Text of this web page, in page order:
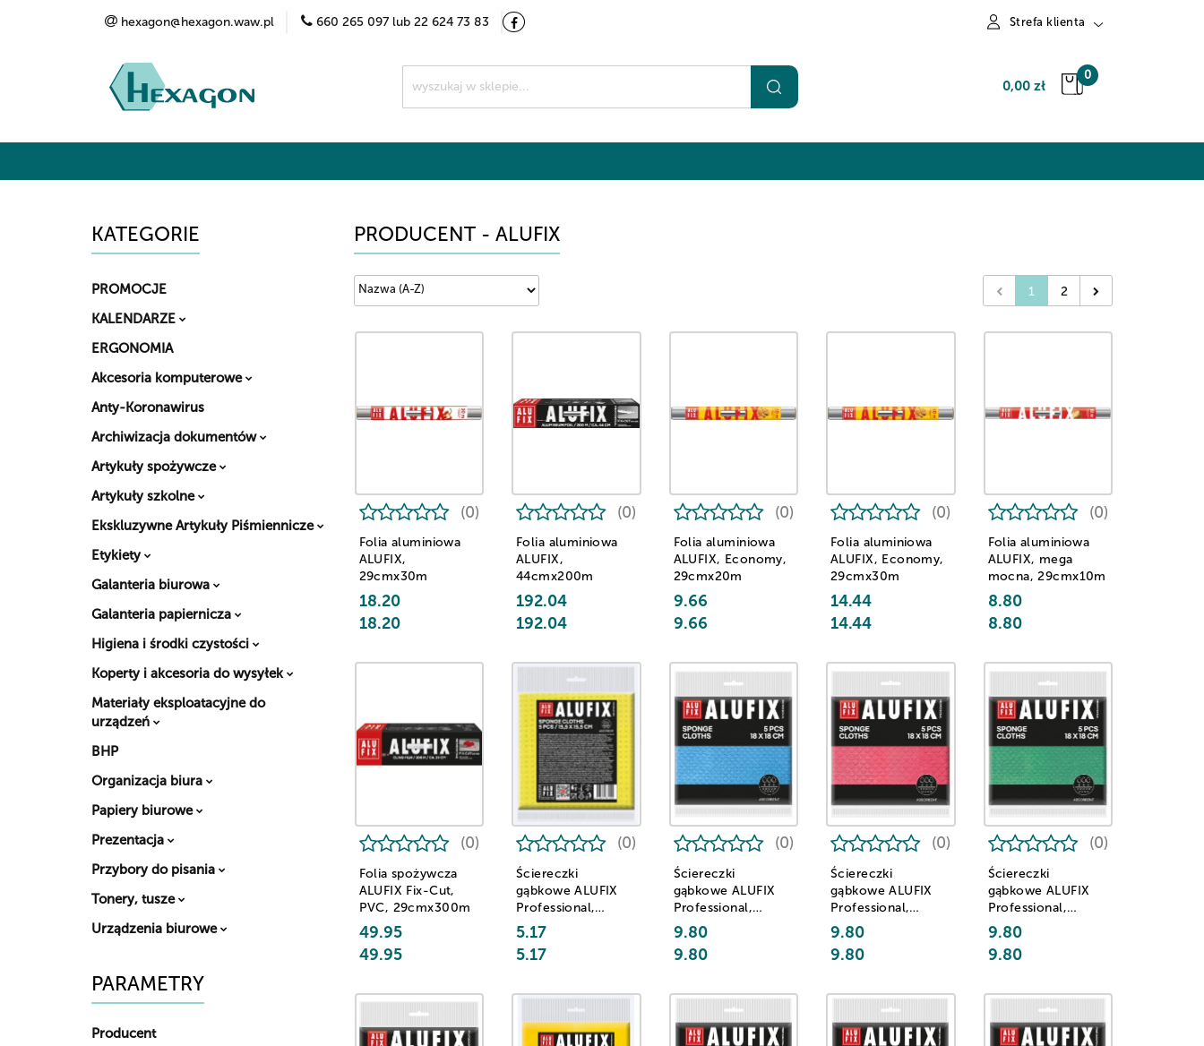
hexagon@hexagon.waw.pl 660 265 097 lub 22 624 73 83 Strefa klienta
Zaloguj się
Zarejestruj się
0,00 zł
0
Kategorie
KATEGORIE
PROMOCJE
KALENDARZE
ERGONOMIA
Akcesoria komputerowe
Anty-Koronawirus
Archiwizacja dokumentów
Artykuły spożywcze
Artykuły szkolne
Ekskluzywne Artykuły Piśmiennicze
Etykiety
Galanteria biurowa
Galanteria papiernicza
Higiena i środki czystości
Koperty i akcesoria do wysyłek
Materiały eksploatacyjne do
urządzeń
BHP
Organizacja biura
Papiery biurowe
Prezentacja
Przybory do pisania
Tonery, tusze
Urządzenia biurowe
PARAMETRY
Producent
PRODUCENT - ALUFIX
1 2
Folia aluminiowa
ALUFIX,
29cmx30m
(0)
18.20
18.20
Folia aluminiowa
ALUFIX,
44cmx200m
(0)
192.04
192.04
Folia aluminiowa
ALUFIX, Economy,
29cmx20m
(0)
9.66
9.66
Folia aluminiowa
ALUFIX, Economy,
29cmx30m
(0)
14.44
14.44
Folia aluminiowa
ALUFIX, mega
mocna, 29cmx10m
(0)
8.80
8.80
Folia spożywcza
ALUFIX Fix-Cut,
PVC, 29cmx300m
(0)
49.95
49.95
Ściereczki
gąbkowe ALUFIX
Professional,
15,5x15,5cm, 5
szt., żółte
(0)
5.17
5.17
Ściereczki
gąbkowe ALUFIX
Professional,
18x18cm, 5 szt.,
niebieskie
(0)
9.80
9.80
Ściereczki
gąbkowe ALUFIX
Professional,
18x18cm, 5 szt.,
różowe
(0)
9.80
9.80
Ściereczki
gąbkowe ALUFIX
Professional,
18x18cm, 5 szt.,
zielone
(0)
9.80
9.80